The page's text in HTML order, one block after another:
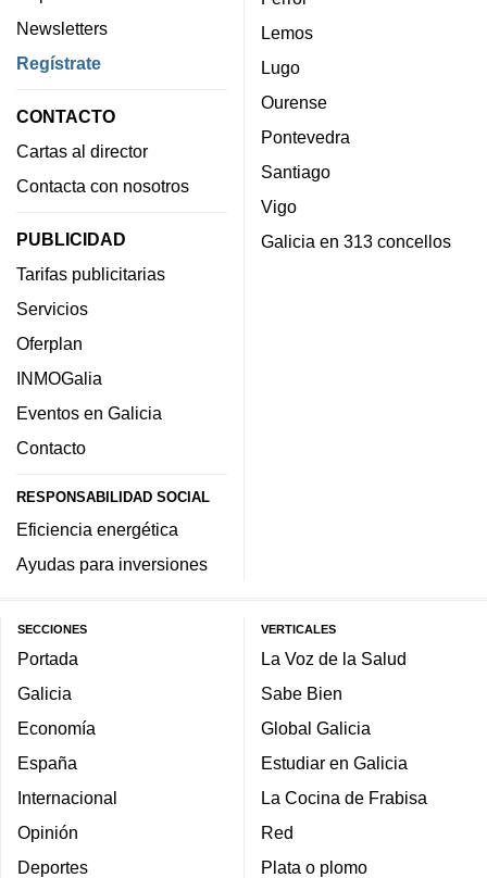
Newsletters
Regístrate
CONTACTO
Cartas al director
Contacta con nosotros
PUBLICIDAD
Tarifas publicitarias
Servicios
Oferplan
INMOGalia
Eventos en Galicia
Contacto
RESPONSABILIDAD SOCIAL
Eficiencia energética
Ayudas para inversiones
Lemos
Lugo
Ourense
Pontevedra
Santiago
Vigo
Galicia en 313 concellos
SECCIONES
Portada
Galicia
Economía
España
Internacional
Opinión
Deportes
VERTICALES
La Voz de la Salud
Sabe Bien
Global Galicia
Estudiar en Galicia
La Cocina de Frabisa
Red
Plata o plomo